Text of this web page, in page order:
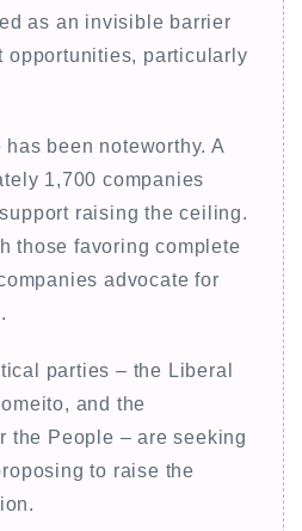
as an invisible barrier
opportunities, particularly
been noteworthy. A
1,700 companies
raising the ceiling.
those favoring complete
advocate for
parties – the Liberal
and the
the People – are seeking
to raise the